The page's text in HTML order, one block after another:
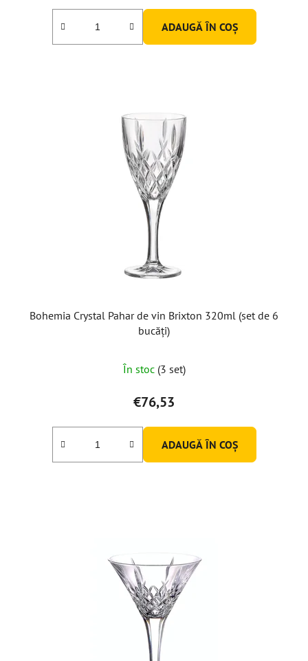
este
5,0
ADAUGĂ ÎN COŞ
Bohemia Crystal Pahar de vin Brixton 320ml (set de 6
bucăți)
În stoc (3 set)
€76,53
ADAUGĂ ÎN COŞ